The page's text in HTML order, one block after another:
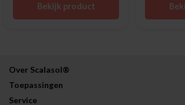
Bekijk product
Over Scalasol®
Toepassingen
Service